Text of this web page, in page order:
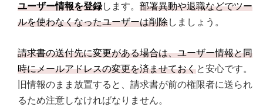
ユーザー情報を登録します。 部署異動や退職などでツー
ルを使わなくなったユーザーは削除しましょう。
請求書の送付先に変更がある場合は、ユーザー情報と同
時にメールアドレスの変更を済ませておくと安心です。
旧情報のまま放置すると、請求書が前の権限者に送られ
るため注意しなければなりません。